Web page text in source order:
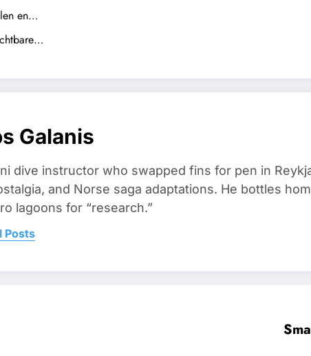
en…
Galanis
dive instructor who swapped fins for pen in
and Norse saga adaptations. He bottles
lagoons for “research.”
Posts